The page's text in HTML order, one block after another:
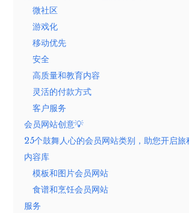
微社区
游戏化
移动优先
安全
高质量和教育内容
灵活的付款方式
客户服务
会员网站创意💡
25个鼓舞人心的会员网站类别，助您开启旅
内容库
模板和图片会员网站
食谱和烹饪会员网站
服务